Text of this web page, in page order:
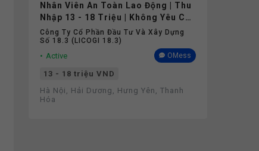
Nhân Viên An Toàn Lao Động | Thu
Nhập 13 - 18 Triệu | Không Yêu Cầu
Kinh Nghiệm
Công Ty Cổ Phần Đầu Tư Và Xây Dựng
Số 18.3 (LICOGI 18.3)
Active OMess
13 - 18 triệu VND
Hà Nội, Hải Dương, Hưng Yên, Thanh
Hóa